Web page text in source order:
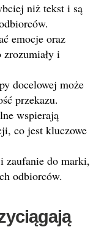
niż tekst i są
emocje oraz
zrozumiały i
docelowej może
przekazu.
wspierają
co jest kluczowe
zaufanie do marki,
odbiorców.